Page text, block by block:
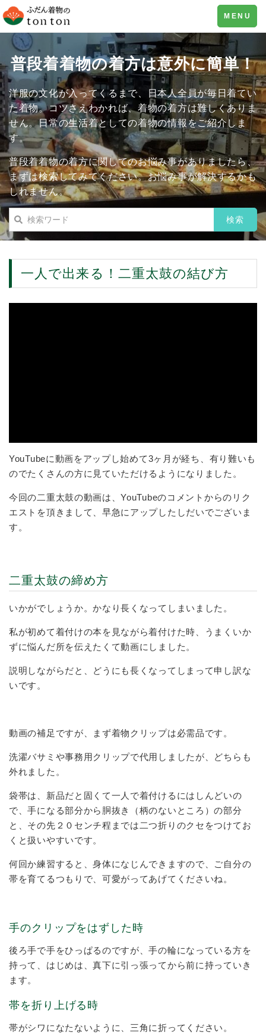
Toggle
navigation
MENU
普段着着物の着方は意外に簡単！
洋服の文化が入ってくるまで、日本人全員が毎日着てい
た着物。コツさえわかれば、着物の着方は難しくありま
せん。日常の生活着としての着物の情報をご紹介しま
す。
普段着着物の着方に関してのお悩み事がありましたら、
まずは検索してみてください。お悩み事が解決するかも
しれません。
一人で出来る！二重太鼓の結び方
YouTubeに動画をアップし始めて3ヶ月が経ち、有り難いも
のでたくさんの方に見ていただけるようになりました。
今回の二重太鼓の動画は、YouTubeのコメントからのリク
エストを頂きまして、早急にアップしたしだいでございま
す。
二重太鼓の締め方
いかがでしょうか。かなり長くなってしまいました。
私が初めて着付けの本を見ながら着付けた時、うまくいか
ずに悩んだ所を伝えたくて動画にしました。
説明しながらだと、どうにも長くなってしまって申し訳な
いです。
動画の補足ですが、まず着物クリップは必需品です。
洗濯バサミや事務用クリップで代用しましたが、どちらも
外れました。
袋帯は、新品だと固くて一人で着付けるにはしんどいの
で、手になる部分から胴抜き（柄のないところ）の部分
と、その先２０センチ程までは二つ折りのクセをつけてお
くと扱いやすいです。
何回か練習すると、身体になじんできますので、ご自分の
帯を育てるつもりで、可愛がってあげてくださいね。
手のクリップをはずした時
後ろ手で手をひっぱるのですが、手の輪になっている方を
持って、はじめは、真下に引っ張ってから前に持っていき
ます。
帯を折り上げる時
帯がシワになたないように、三角に折ってください。